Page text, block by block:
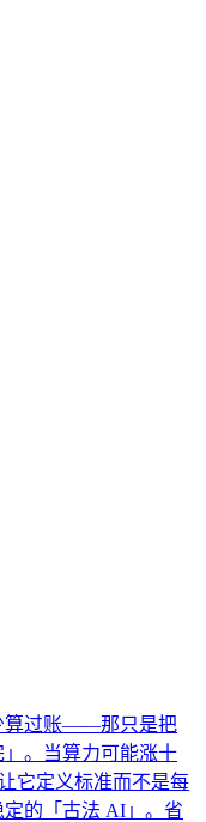
算过账——那只是把
」。当算力可能涨十
它定义标准而不是每
的「古法 AI」。省